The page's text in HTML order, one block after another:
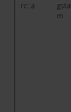
rc::a
m